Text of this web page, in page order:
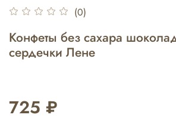
(0)
Конфеты без сахара
сердечки Лене
725 ₽